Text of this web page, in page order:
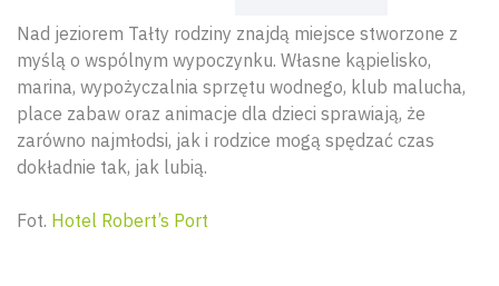
Nad jeziorem Tałty rodziny znajdą miejsce stworzone z
myślą o wspólnym wypoczynku. Własne kąpielisko,
marina, wypożyczalnia sprzętu wodnego, klub malucha,
place zabaw oraz animacje dla dzieci sprawiają, że
zarówno najmłodsi, jak i rodzice mogą spędzać czas
dokładnie tak, jak lubią.
Fot. Hotel Robert’s Port